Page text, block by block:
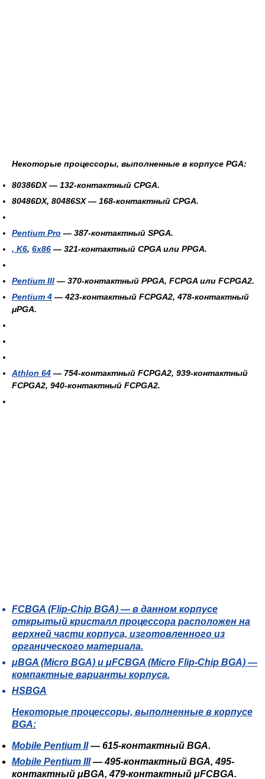
Некоторые процессоры, выполненные в корпусе PGA:
80386DX— 132-контактный CPGA.
80486DX, 80486SX— 168-контактный CPGA.
Pentium Pro — 387-контактный SPGA.
, K6, 6x86 — 321-контактный CPGA или PPGA.
Pentium III — 370-контактный PPGA, FCPGA или FCPGA2.
Pentium 4 — 423-контактный FCPGA2, 478-контактный
μPGA.
Athlon 64 — 754-контактный FCPGA2, 939-контактный
FCPGA2, 940-контактный FCPGA2.
FCBGA (Flip-Chip BGA) — в данном корпусе
открытый кристалл процессора расположен на
верхней части корпуса, изготовленного из
органического материала.
μBGA (Micro BGA) и μFCBGA (Micro Flip-Chip BGA) —
компактные варианты корпуса.
HSBGA
Некоторые процессоры, выполненные в корпусе
BGA:
Mobile Pentium II— 615-контактный BGA.
Mobile Pentium III— 495-контактный BGA, 495-
контактный μBGA, 479-контактный μFCBGA.